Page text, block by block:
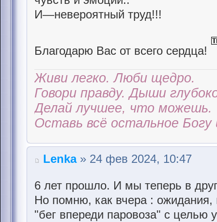
И—невероятный труд!!!
Благодарю Вас от всего сердца!
Живи легко. Люби щедро.
Говори правду. Дыши
Делай лучшее, что можешь.
Оставь всё остальное Богу
Lenka» 24 фев 2024, 10:47
6 лет прошло. И мы теперь в
Но помню, как вчера : ожидания,
"бег впереди паровоза" с